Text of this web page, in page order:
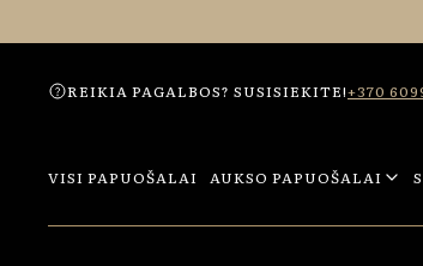
REIKIA PAGALBOS? SUSISIEKITE!+370
VISI PAPUOŠALAI AUKSO PAPUOŠALAI